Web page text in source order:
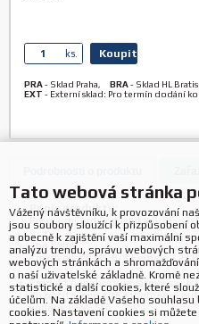
ks. Koupit
PRA- Sklad Praha, BRA- Sklad HL
EXT - Externí sklad: Pro termín dodání
Popis produktu:
PremiumCord Rozdvojka 8/8F -
- na kabel
- rozdvojka RJ45 8/8 Female - 2x
Produkt nenahrazuje síťový
do počítačové sítě ethernet je
kódem: I-SW 5D
Tato webová stránka
Vážený návštěvníku, k provozování
jsou soubory sloužící k přizpůsobení
a obecně k zajištění vaší maximální
analýzu trendu, správu webových
webových stránkách a
o naší uživatelské základně. Kromě
statistické a další cookies, které
účelům. Na základě Vašeho
cookies. Nastavení cookies si